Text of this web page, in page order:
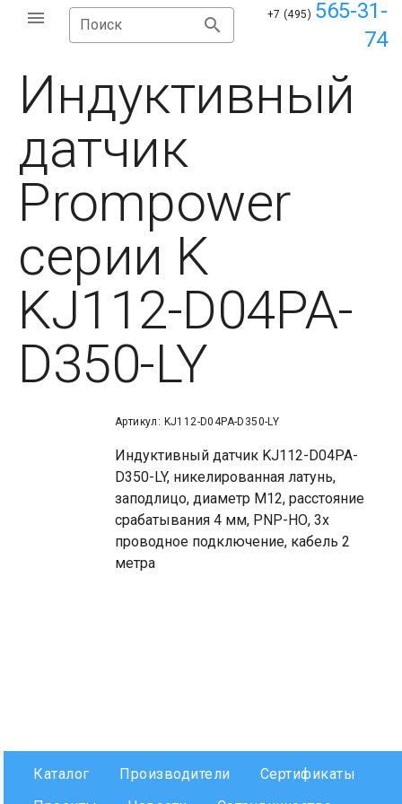
Поиск
+7 (495) 565-31-
74
Индуктивный
датчик
Prompower
серии K
KJ112-D04PA-
D350-LY
Артикул: KJ112-D04PA-D350-LY
Индуктивный датчик KJ112-D04PA-
D350-LY, никелированная латунь,
заподлицо, диаметр М12, расстояние
срабатывания 4 мм, PNP-НО, 3х
проводное подключение, кабель 2
метра
Каталог Производители
Сертификаты